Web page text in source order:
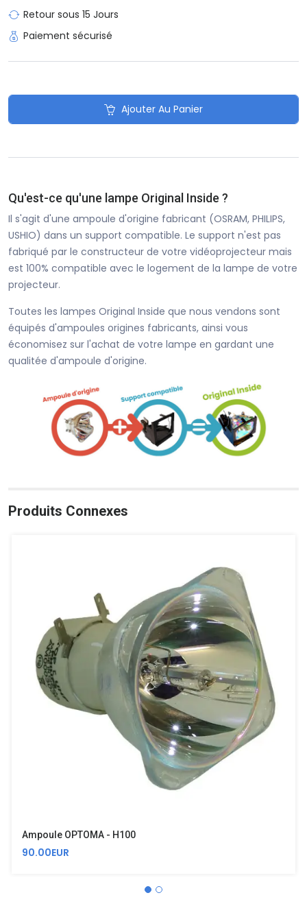
Retour sous 15 Jours
Paiement sécurisé
Ajouter Au Panier
Qu'est-ce qu'une lampe Original Inside ?
Il s'agit d'une ampoule d'origine fabricant (OSRAM, PHILIPS,
USHIO) dans un support compatible. Le support n'est pas
fabriqué par le constructeur de votre vidéoprojecteur mais
est 100% compatible avec le logement de la lampe de votre
projecteur.
Toutes les lampes Original Inside que nous vendons sont
équipés d'ampoules origines fabricants, ainsi vous
économisez sur l'achat de votre lampe en gardant une
qualitée d'ampoule d'origine.
Produits Connexes
Ampoule OPTOMA - H100
90.00EUR